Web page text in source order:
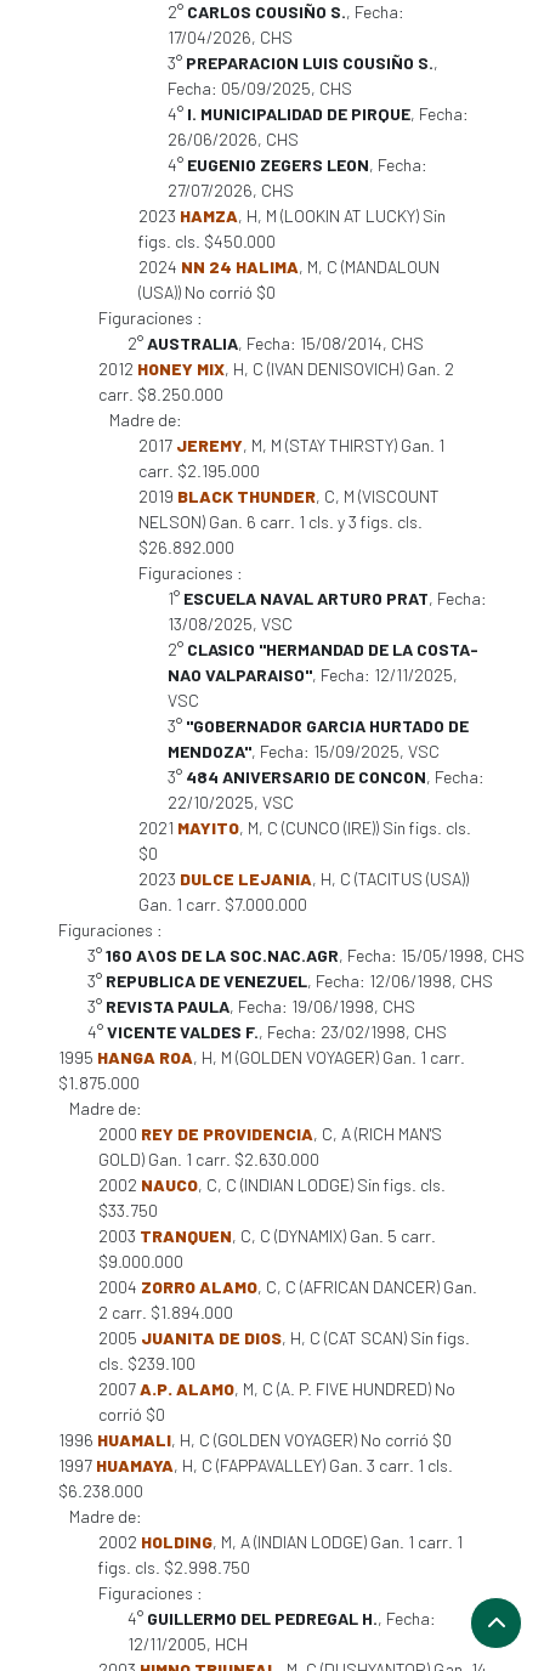
2° CARLOS COUSIÑO S., Fecha:
17/04/2026, CHS
3° PREPARACION LUIS COUSIÑO S.,
Fecha: 05/09/2025, CHS
4° I. MUNICIPALIDAD DE PIRQUE, Fecha:
26/06/2026, CHS
4° EUGENIO ZEGERS LEON, Fecha:
27/07/2026, CHS
2023 HAMZA, H, M (LOOKIN AT LUCKY) Sin
figs. cls. $450.000
2024 NN 24 HALIMA, M, C (MANDALOUN
(USA)) No corrió $0
Figuraciones :
2°AUSTRALIA, Fecha: 15/08/2014, CHS
2012 HONEY MIX, H, C (IVAN DENISOVICH) Gan. 2
carr. $8.250.000
Madre de:
2017 JEREMY, M, M (STAY THIRSTY) Gan. 1
carr. $2.195.000
2019 BLACK THUNDER, C, M (VISCOUNT
NELSON) Gan. 6 carr. 1 cls. y 3 figs. cls.
$26.892.000
Figuraciones :
1° ESCUELA NAVAL ARTURO PRAT, Fecha:
13/08/2025, VSC
2° CLASICO "HERMANDAD DE LA COSTA-
NAO VALPARAISO", Fecha: 12/11/2025,
VSC
3° "GOBERNADOR GARCIA HURTADO DE
MENDOZA", Fecha: 15/09/2025, VSC
3° 484 ANIVERSARIO DE CONCON, Fecha:
22/10/2025, VSC
2021 MAYITO, M, C (CUNCO (IRE)) Sin figs. cls.
$0
2023 DULCE LEJANIA, H, C (TACITUS (USA))
Gan. 1 carr. $7.000.000
Figuraciones :
3°160 A\OS DE LA SOC.NAC.AGR, Fecha: 15/05/1998, CHS
3° REPUBLICA DE VENEZUEL, Fecha: 12/06/1998, CHS
3° REVISTA PAULA, Fecha: 19/06/1998, CHS
4°VICENTE VALDES F., Fecha: 23/02/1998, CHS
1995 HANGA ROA, H, M (GOLDEN VOYAGER) Gan. 1 carr.
$1.875.000
Madre de:
2000 REY DE PROVIDENCIA, C, A (RICH MAN'S
GOLD) Gan. 1 carr. $2.630.000
2002 NAUCO, C, C (INDIAN LODGE) Sin figs. cls.
$33.750
2003 TRANQUEN, C, C (DYNAMIX) Gan. 5 carr.
$9.000.000
2004 ZORRO ALAMO, C, C (AFRICAN DANCER) Gan.
2 carr. $1.894.000
2005 JUANITA DE DIOS, H, C (CAT SCAN) Sin figs.
cls. $239.100
2007A.P. ALAMO, M, C (A. P. FIVE HUNDRED) No
corrió $0
1996 HUAMALI, H, C (GOLDEN VOYAGER) No corrió $0
1997 HUAMAYA, H, C (FAPPAVALLEY) Gan. 3 carr. 1 cls.
$6.238.000
Madre de:
2002 HOLDING, M, A (INDIAN LODGE) Gan. 1 carr. 1
figs. cls. $2.998.750
Figuraciones :
4° GUILLERMO DEL PEDREGAL H., Fecha:
12/11/2005, HCH